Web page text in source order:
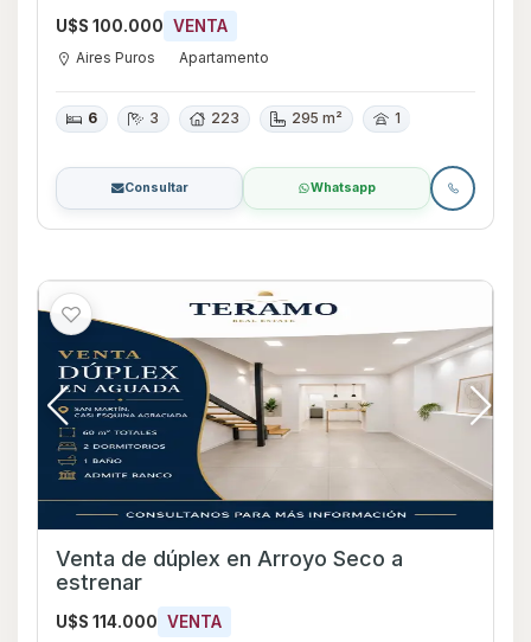
U$S 100.000 VENTA
Aires Puros Apartamento
6 3 223 295 m² 1
Consultar Whatsapp
Venta de dúplex en Arroyo Seco a
estrenar
U$S 114.000 VENTA